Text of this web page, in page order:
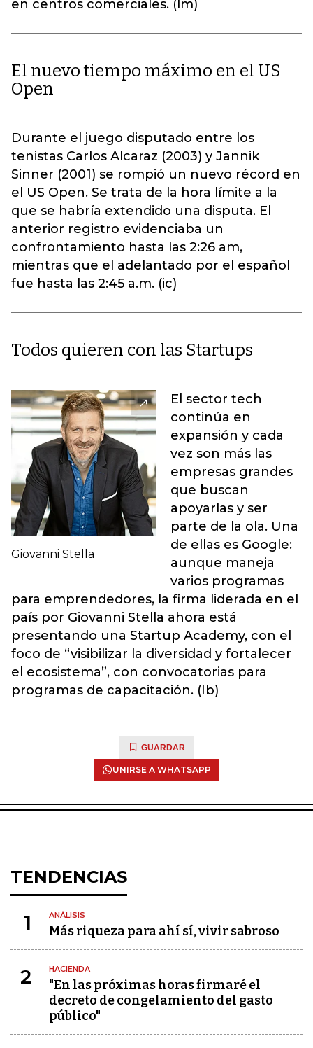
en centros comerciales. (lm)
El nuevo tiempo máximo en el US
Open
Durante el juego disputado entre los
tenistas Carlos Alcaraz (2003) y Jannik
Sinner (2001) se rompió un nuevo récord en
el US Open. Se trata de la hora límite a la
que se habría extendido una disputa. El
anterior registro evidenciaba un
confrontamiento hasta las 2:26 am,
mientras que el adelantado por el español
fue hasta las 2:45 a.m. (ic)
Todos quieren con las Startups
Giovanni Stella
El sector tech
continúa en
expansión y cada
vez son más las
empresas grandes
que buscan
apoyarlas y ser
parte de la ola. Una
de ellas es Google:
aunque maneja
varios programas
para emprendedores, la firma liderada en el
país por Giovanni Stella ahora está
presentando una Startup Academy, con el
foco de “visibilizar la diversidad y fortalecer
el ecosistema”, con convocatorias para
programas de capacitación. (Ib)
GUARDAR
UNIRSE A WHATSAPP
TENDENCIAS
1 ANÁLISIS
Más riqueza para ahí sí, vivir sabroso
2 HACIENDA
"En las próximas horas firmaré el
decreto de congelamiento del gasto
público"